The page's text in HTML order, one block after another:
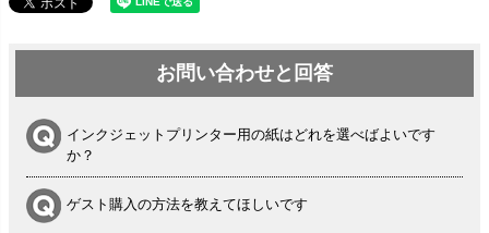
お問い合わせと回答
インクジェットプリンター用の紙はどれを選べばよいです
か？
ゲスト購入の方法を教えてほしいです